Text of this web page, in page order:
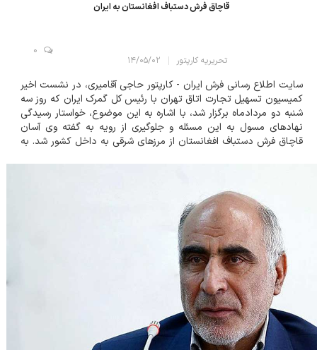
قاچاق فرش دستباف افغانستان به ایران
تحریریه کارپتور ۱۴/۰۵/۰۲
0
سایت اطلاع رسانی فرش ایران - کارپتور حاجی آقامیری، در نشست اخیر
کمیسیون تسهیل تجارت اتاق تهران با رئیس کل گمرک ایران که روز سه
شنبه دو مردادماه برگزار شد، با اشاره به این موضوع، خواستار رسیدگی
نهادهای مسول به این مسئله و جلوگیری از رویه به گفته وی آسان
قاچاق فرش دستباف افغانستان از مرزهای شرقی به داخل کشور شد. به